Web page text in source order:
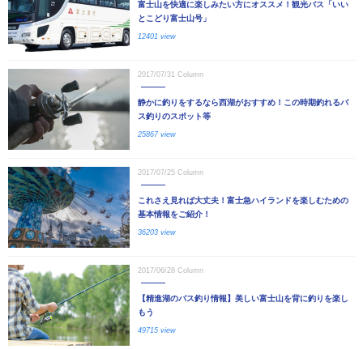
富士山を快適に楽しみたい方にオススメ！観光バス「いい
とこどり富士山号」
12401 view
2017/07/31 Column
静かに釣りをするなら西湖がおすすめ！この時期釣れるバ
ス釣りのスポット等
25867 view
2017/07/25 Column
これさえ見れば大丈夫！富士急ハイランドを楽しむための
基本情報をご紹介！
36203 view
2017/06/28 Column
【精進湖のバス釣り情報】美しい富士山を背に釣りを楽し
もう
49715 view